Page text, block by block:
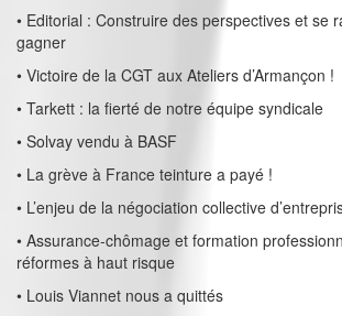
• Editorial : Construire des perspectives et se
gagner
• Victoire de la CGT aux Ateliers d’Armançon !
• Tarkett : la fierté de notre équipe syndicale
• Solvay vendu à BASF
• La grève à France teinture a payé !
• L’enjeu de la négociation collective
• Assurance-chômage et formation
réformes à haut risque
• Louis Viannet nous a quittés